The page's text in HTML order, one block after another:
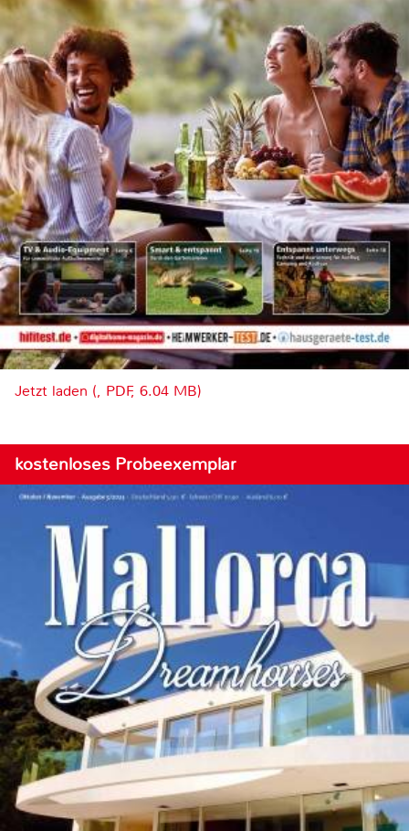
Jetzt laden (, PDF, 6.04 MB)
kostenloses Probeexemplar